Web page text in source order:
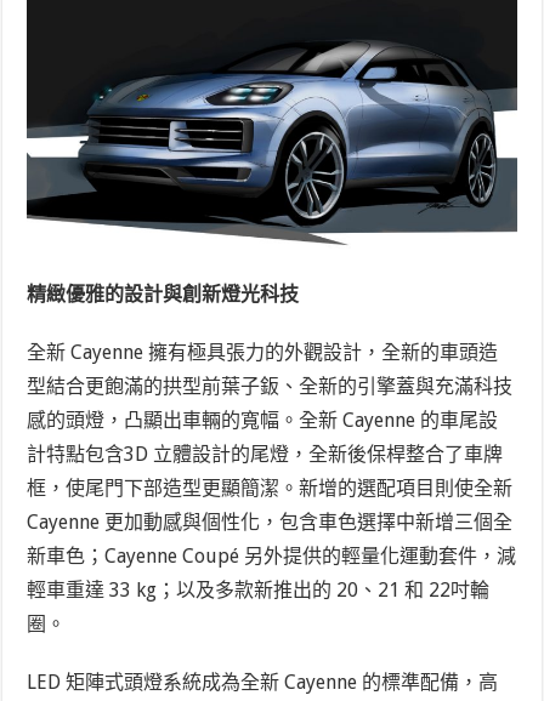
精緻優雅的設計與創新燈光科技
全新 Cayenne 擁有極具張力的外觀設計，全新的車頭造
型結合更飽滿的拱型前葉子鈑、全新的引擎蓋與充滿科技
感的頭燈，凸顯出車輛的寬幅。全新 Cayenne 的車尾設
計特點包含3D 立體設計的尾燈，全新後保桿整合了車牌
框，使尾門下部造型更顯簡潔。新增的選配項目則使全新
Cayenne 更加動感與個性化，包含車色選擇中新增三個全
新車色；Cayenne Coupé 另外提供的輕量化運動套件，減
輕車重達 33 kg；以及多款新推出的 20、21 和 22吋輪
圈。
LED 矩陣式頭燈系統成為全新 Cayenne 的標準配備，高